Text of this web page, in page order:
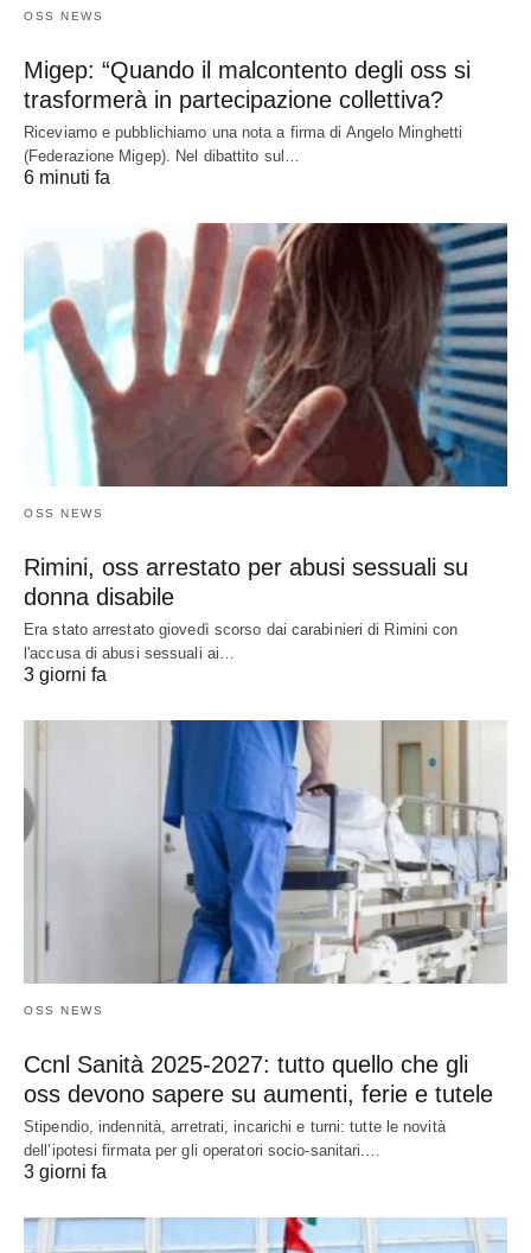
OSS NEWS
Migep: “Quando il malcontento degli oss si
trasformerà in partecipazione collettiva?
Riceviamo e pubblichiamo una nota a firma di Angelo Minghetti
(Federazione Migep). Nel dibattito sul…
6 minuti fa
OSS NEWS
Rimini, oss arrestato per abusi sessuali su
donna disabile
Era stato arrestato giovedì scorso dai carabinieri di Rimini con
l'accusa di abusi sessuali ai…
3 giorni fa
OSS NEWS
Ccnl Sanità 2025-2027: tutto quello che gli
oss devono sapere su aumenti, ferie e tutele
Stipendio, indennità, arretrati, incarichi e turni: tutte le novità
dell’ipotesi firmata per gli operatori socio-sanitari.…
3 giorni fa